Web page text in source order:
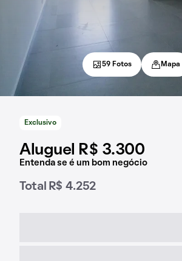
Exclusivo
Aluguel R$ 3.300
Entenda se é um bom negócio
Total R$ 4.252
59 Fotos Mapa